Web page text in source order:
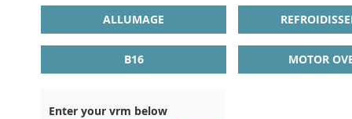
ALLUMAGE
B16 MOTOR
Enter your vrm below